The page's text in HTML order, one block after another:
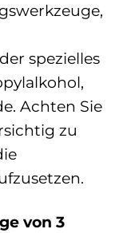
spezielles
Achten Sie
zu
von 3